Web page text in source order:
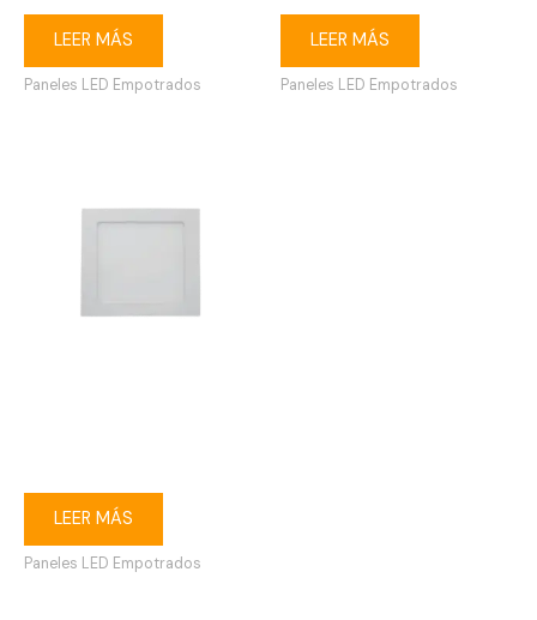
LEER MÁS
Paneles LED Empotrados
LEER MÁS
Paneles LED Empotrados
LEER MÁS
Paneles LED Empotrados